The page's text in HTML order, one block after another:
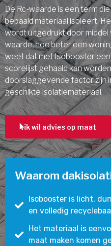
De Rc-waarde is een term
bepaald materiaal isoleert.
wordt uitgedrukt door middel
waarde, hoe beter een
weet dat met Isobooster
scorelijst gehaald kan
doorslaggevende factor zijn
geschikte isolatiemateriaal.
ik wil advies op maat
Waarom
Isobooster is licht,
en volledig
Het materiaal is
maat maken komen